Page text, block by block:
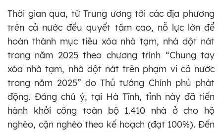
Thời gian qua, từ Trung ương tới các địa phương
trên cả nước đều quyết tâm cao, nỗ lực lớn để
hoàn thành mục tiêu xóa nhà tạm, nhà dột nát
trong năm 2025 theo chương trình “Chung tay
xóa nhà tạm, nhà dột nát trên phạm vi cả nước
trong năm 2025” do Thủ tướng Chính phủ phát
động. Đáng chú ý, tại Hà Tĩnh, tỉnh này đã tiến
hành khởi công toàn bộ 1.410 nhà ở cho hộ
nghèo, cận nghèo theo kế hoạch (đạt 100%). Đến